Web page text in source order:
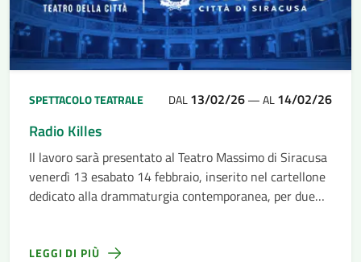
SPETTACOLO TEATRALE DAL13/02/26—AL14/02/26
Radio Killes
Il lavoro sarà presentato al Teatro Massimo di Siracusa
venerdì 13 esabato 14 febbraio, inserito nel cartellone
dedicato alla drammaturgia contemporanea, per due
LEGGI DI PIÙ